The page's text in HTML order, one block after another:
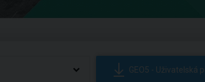
GEO5 - Uživatelská